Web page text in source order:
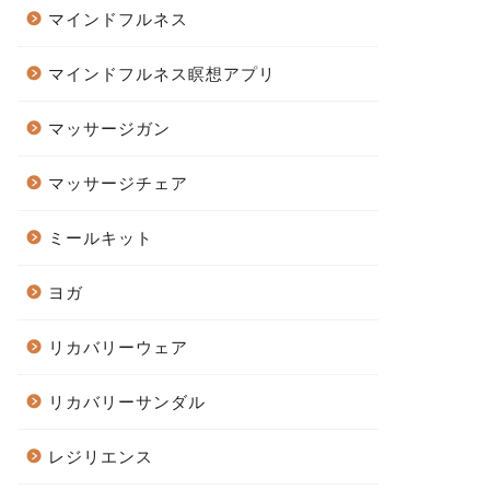
マインドフルネス
マインドフルネス瞑想アプリ
マッサージガン
マッサージチェア
ミールキット
ヨガ
リカバリーウェア
リカバリーサンダル
レジリエンス